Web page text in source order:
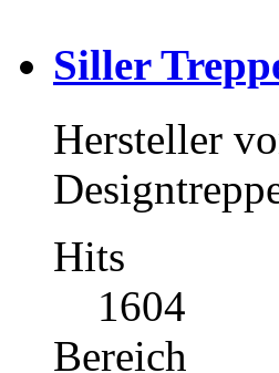
Siller
Hersteller
Hits
1604
Bereich